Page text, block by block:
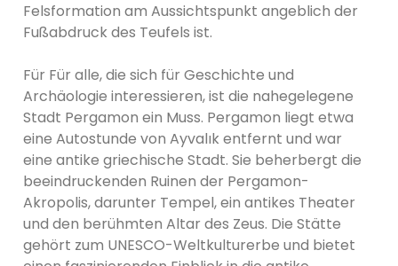
Felsformation am Aussichtspunkt angeblich der
Fußabdruck des Teufels ist.
Für Für alle, die sich für Geschichte und
Archäologie interessieren, ist die nahegelegene
Stadt Pergamon ein Muss. Pergamon liegt etwa
eine Autostunde von Ayvalık entfernt und war
eine antike griechische Stadt. Sie beherbergt die
beeindruckenden Ruinen der Pergamon-
Akropolis, darunter Tempel, ein antikes Theater
und den berühmten Altar des Zeus. Die Stätte
gehört zum UNESCO-Weltkulturerbe und bietet